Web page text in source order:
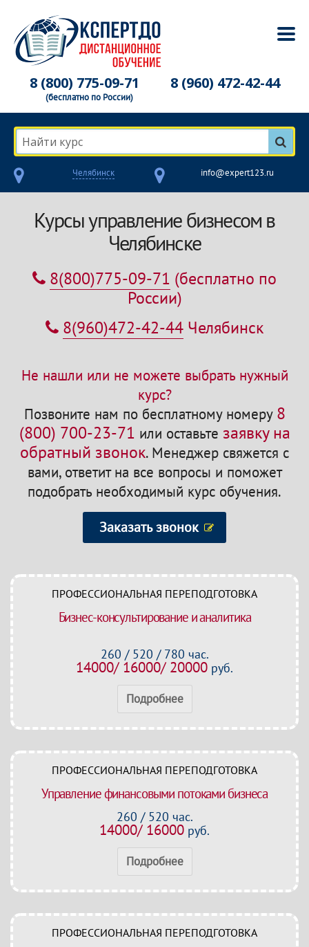
8 (800) 775-09-71
(бесплатно по России)
8 (960) 472-42-44
Найти курс
Челябинск info@expert123.ru
Курсы управление бизнесом в
Челябинске
8(800)775-09-71 (бесплатно по
России)
8(960)472-42-44 Челябинск
Не нашли или не можете выбрать нужный
курс?
Позвоните нам по бесплатному номеру 8
(800) 700-23-71 или оставьте заявку на
обратный звонок.Менеджер свяжется с
вами, ответит на все вопросы и поможет
подобрать необходимый курс обучения.
Заказать звонок
ПРОФЕССИОНАЛЬНАЯ ПЕРЕПОДГОТОВКА
Бизнес-консультирование и аналитика
260 / 520 / 780 час.
14000/ 16000/ 20000 руб.
Подробнее
ПРОФЕССИОНАЛЬНАЯ ПЕРЕПОДГОТОВКА
Управление финансовыми потоками бизнеса
260 / 520 час.
14000/ 16000 руб.
Подробнее
ПРОФЕССИОНАЛЬНАЯ ПЕРЕПОДГОТОВКА